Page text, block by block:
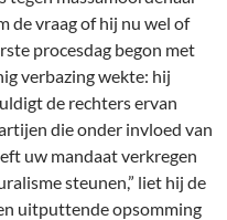
de vraag of hij nu wel of
procesdag begon met
verbazing wekte: hij
de rechters ervan
die onder invloed van
uw mandaat verkregen
steunen,” liet hij de
uitputtende opsomming